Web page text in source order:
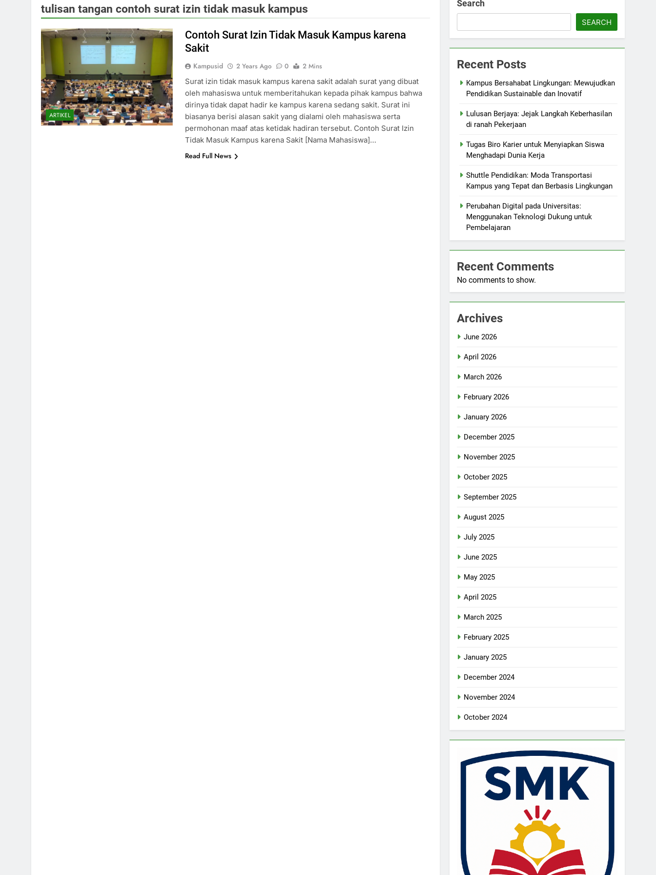
tulisan tangan contoh surat izin tidak masuk kampus
ARTIKEL
Contoh Surat Izin Tidak Masuk Kampus karena
Sakit
Kampusid 2 Years Ago 0
2 Mins
Surat izin tidak masuk kampus karena sakit adalah surat yang dibuat
oleh mahasiswa untuk memberitahukan kepada pihak kampus bahwa
dirinya tidak dapat hadir ke kampus karena sedang sakit. Surat ini
biasanya berisi alasan sakit yang dialami oleh mahasiswa serta
permohonan maaf atas ketidak hadiran tersebut. Contoh Surat Izin
Tidak Masuk Kampus karena Sakit [Nama Mahasiswa]…
Read Full News
Search
SEARCH
Recent Posts
Kampus Bersahabat Lingkungan: Mewujudkan
Pendidikan Sustainable dan Inovatif
Lulusan Berjaya: Jejak Langkah Keberhasilan
di ranah Pekerjaan
Tugas Biro Karier untuk Menyiapkan Siswa
Menghadapi Dunia Kerja
Shuttle Pendidikan: Moda Transportasi
Kampus yang Tepat dan Berbasis Lingkungan
Perubahan Digital pada Universitas:
Menggunakan Teknologi Dukung untuk
Pembelajaran
Recent Comments
No comments to show.
Archives
June 2026
April 2026
March 2026
February 2026
January 2026
December 2025
November 2025
October 2025
September 2025
August 2025
July 2025
June 2025
May 2025
April 2025
March 2025
February 2025
January 2025
December 2024
November 2024
October 2024